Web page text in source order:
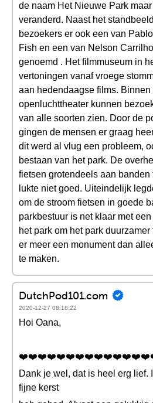
de naam Het Nieuwe Park
veranderd. Naast het
bezoekers er ook een van
Fish en een van Nelson
genoemd . Het filmmuseum in
vertoningen vanaf vroege
aan hedendaagse films. Binnen
openluchttheater kunnen
van alle soorten zien. Door de
gingen de mensen er graag
dit werd al vlug een probleem,
bestaan van het park. De
fietsen grotendeels aan
lukte niet goed. Uiteindelijk
om de stroom fietsen in goede
parkbestuur is net klaar met
het park om het park
er meer een monument dan
te maken.
DutchPod101.com
2020-12-27 08:18:22
Hoi Oana,
Dank je wel, dat is heel erg lief.
fijne kerst